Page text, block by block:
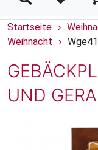
Startseite ›
Weihnacht
›
UND